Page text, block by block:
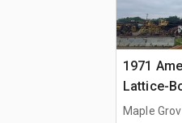
1971
Lattice-
Maple